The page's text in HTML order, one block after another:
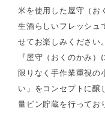
米を使用した屋守（お
生酒らしいフレッシュ
せてお楽しみください。
『屋守（おくのかみ）
限りなく手作業重視の
い」をコンセプトに醸
量ビン貯蔵を行ってお